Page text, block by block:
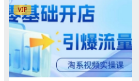
VIP